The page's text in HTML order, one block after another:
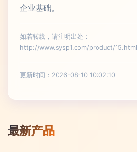
企业基础。
如若转载，请注明出处：
http://www.sysp1.com/product/15.html
更新时间：2026-08-10 10:02:10
最新产品